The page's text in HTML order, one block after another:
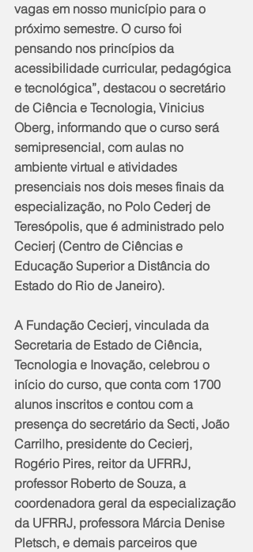
vagas em nosso município para o
próximo semestre. O curso foi
pensando nos princípios da
acessibilidade curricular, pedagógica
e tecnológica”, destacou o secretário
de Ciência e Tecnologia, Vinicius
Oberg, informando que o curso será
semipresencial, com aulas no
ambiente virtual e atividades
presenciais nos dois meses finais da
especialização, no Polo Cederj de
Teresópolis, que é administrado pelo
Cecierj (Centro de Ciências e
Educação Superior a Distância do
Estado do Rio de Janeiro).
A Fundação Cecierj, vinculada da
Secretaria de Estado de Ciência,
Tecnologia e Inovação, celebrou o
início do curso, que conta com 1700
alunos inscritos e contou com a
presença do secretário da Secti, João
Carrilho, presidente do Cecierj,
Rogério Pires, reitor da UFRRJ,
professor Roberto de Souza, a
coordenadora geral da especialização
da UFRRJ, professora Márcia Denise
Pletsch, e demais parceiros que